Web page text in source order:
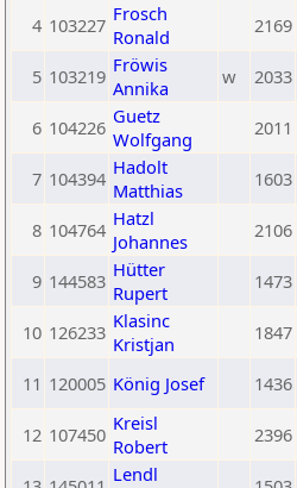
4 103227 Frosch
Ronald
2169
5 103219 Fröwis
Annika
w 2033
6 104226 Guetz
Wolfgang
2011
7 104394 Hadolt
Matthias
1603
8 104764 Hatzl
Johannes
2106
9 144583 Hütter
Rupert
1473
10 126233 Klasinc
Kristjan
1847
11 120005 König Josef 1436
12 107450 Kreisl
Robert
2396
Lendl